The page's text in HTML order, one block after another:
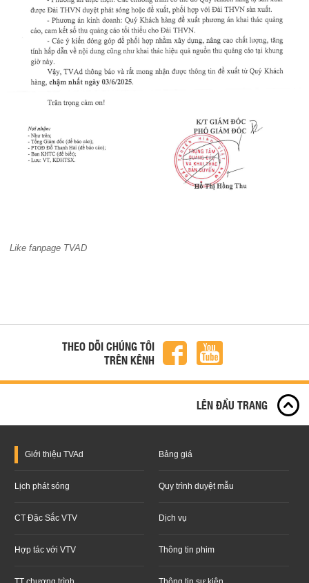
Like fanpage TVAD
THEO DÕI CHÚNG TÔI
TRÊN KÊNH
LÊN ĐẦU TRANG
Giới thiệu TVAd Bảng giá
Lịch phát sóng Quy trình duyệt mẫu
CT Đặc Sắc VTV Dịch vụ
Hợp tác với VTV Thông tin phim